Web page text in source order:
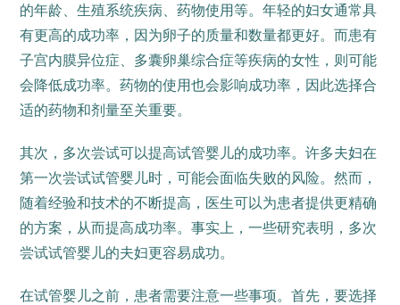
的年龄、生殖系统疾病、药物使用等。年轻的妇女通常具
有更高的成功率，因为卵子的质量和数量都更好。而患有
子宫内膜异位症、多囊卵巢综合症等疾病的女性，则可能
会降低成功率。药物的使用也会影响成功率，因此选择合
适的药物和剂量至关重要。
其次，多次尝试可以提高试管婴儿的成功率。许多夫妇在
第一次尝试试管婴儿时，可能会面临失败的风险。然而，
随着经验和技术的不断提高，医生可以为患者提供更精确
的方案，从而提高成功率。事实上，一些研究表明，多次
尝试试管婴儿的夫妇更容易成功。
在试管婴儿之前，患者需要注意一些事项。首先，要选择